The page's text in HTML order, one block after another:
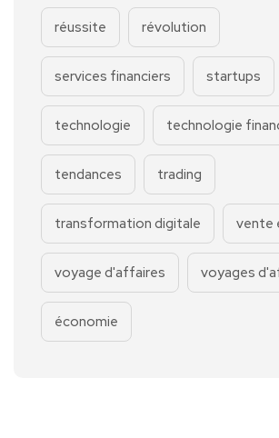
réussite révolution
services financiers startups
technologie technologie
tendances trading
transformation digitale vente
voyage d'affaires voyages
économie